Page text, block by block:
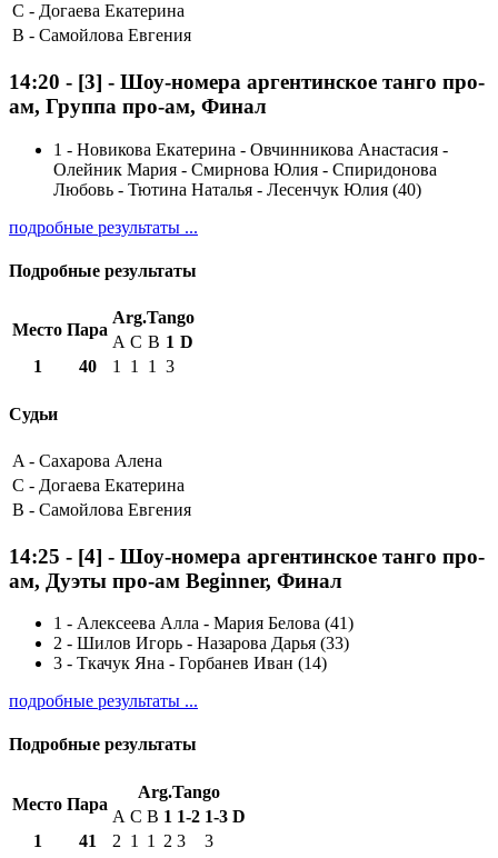
C - Догаева Екатерина
B - Самойлова Евгения
14:20 - [3] - Шоу-номера аргентинское танго про-
ам, Группа про-ам, Финал
1 - Новикова Екатерина - Овчинникова Анастасия -
Олейник Мария - Смирнова Юлия - Спиридонова
Любовь - Тютина Наталья - Лесенчук Юлия (40)
подробные результаты ...
Подробные результаты
Место Пара
Arg.Tango
A C B 1 D
1
40 1 1 1 3
Судьи
A - Сахарова Алена
C - Догаева Екатерина
B - Самойлова Евгения
14:25 - [4] - Шоу-номера аргентинское танго про-
ам, Дуэты про-ам Beginner, Финал
1 - Алексеева Алла - Мария Белова (41)
2 - Шилов Игорь - Назарова Дарья (33)
3 - Ткачук Яна - Горбанев Иван (14)
подробные результаты ...
Подробные результаты
Место Пара
Arg.Tango
A C B 1 1-2 1-3 D
1
41 2 1 1 2 3
3